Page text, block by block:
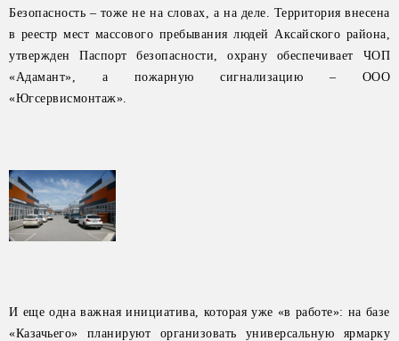
Безопасность – тоже не на словах, а на деле. Территория внесена
в реестр мест массового пребывания людей Аксайского района,
утвержден Паспорт безопасности, охрану обеспечивает ЧОП
«Адамант», а пожарную сигнализацию – ООО
«Югсервисмонтаж».
И еще одна важная инициатива, которая уже «в работе»: на базе
«Казачьего» планируют организовать универсальную ярмарку